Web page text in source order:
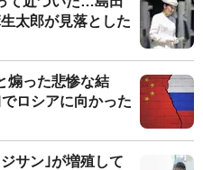
太郎が見落とした
煽った悲惨な結
ロシアに向かった
サン｣が増殖して